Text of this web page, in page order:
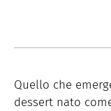
Quello che
dessert nato